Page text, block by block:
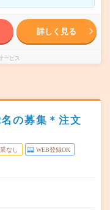
詳しく見る
ービス
の募集＊注文
なし WEB登録OK